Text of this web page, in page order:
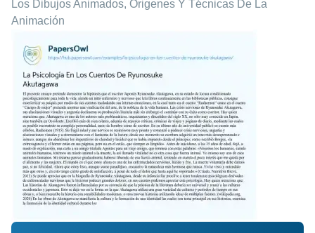
Los Dibujos Animados, Origenes Y Técnicas De La
Animación